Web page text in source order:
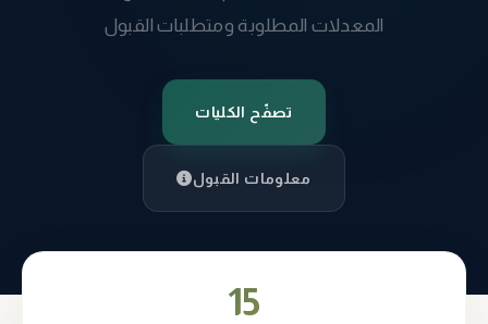
المعدلات المطلوبة ومتطلبات القبول
تصفّح الكليات
معلومات القبول
15